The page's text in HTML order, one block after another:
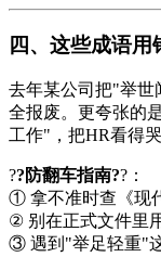
四、这些成语用
去年某公司把"举世
全报废。更夸张的
工作"，把HR看得
??防翻车指南??：
① 拿不准时查《现
② 别在正式文件里
③ 遇到"举足轻重"